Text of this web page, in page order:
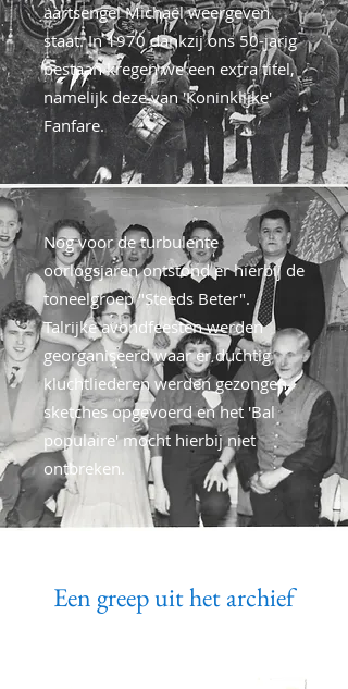
aartsengel Michaël weergeven
staat. In 1970 dankzij ons 50-jarig
bestaan kregen we een extra titel,
namelijk deze van 'Koninklijke'
Fanfare.
Nog voor de turbulente
oorlogsjaren ontstond er hierbij de
toneelgroep "Steeds Beter".
Talrijke avondfeesten werden
georganiseerd waar er duchtig
kluchtliederen werden gezongen,
sketches opgevoerd en het 'Bal
populaire' mocht hierbij niet
ontbreken.
Een greep uit het archief